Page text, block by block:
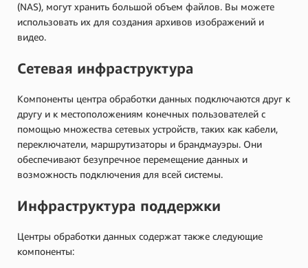
(NAS), могут хранить большой объем файлов. Вы можете
использовать их для создания архивов изображений и
видео.
Сетевая инфраструктура
Компоненты центра обработки данных подключаются друг к
другу и к местоположениям конечных пользователей с
помощью множества сетевых устройств, таких как кабели,
переключатели, маршрутизаторы и брандмауэры. Они
обеспечивают безупречное перемещение данных и
возможность подключения для всей системы.
Инфраструктура поддержки
Центры обработки данных содержат также следующие
компоненты: